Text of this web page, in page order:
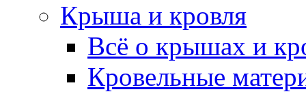
Крыша и кровля
Всё о крышах и
Кровельные